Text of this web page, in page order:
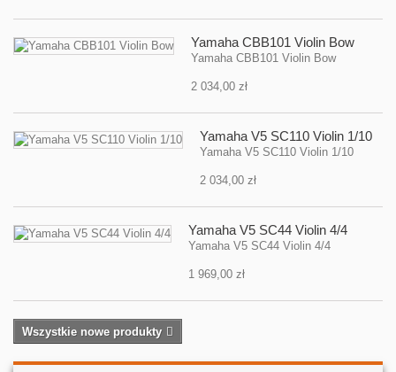
Yamaha CBB101 Violin Bow
Yamaha CBB101 Violin Bow
2 034,00 zł
Yamaha V5 SC110 Violin 1/10
Yamaha V5 SC110 Violin 1/10
2 034,00 zł
Yamaha V5 SC44 Violin 4/4
Yamaha V5 SC44 Violin 4/4
1 969,00 zł
Wszystkie nowe produkty